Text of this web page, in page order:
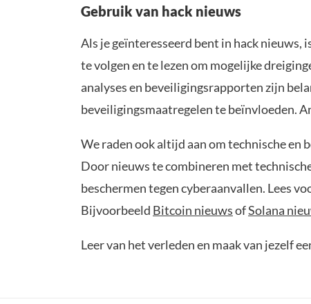
Gebruik van hack nieuws
Als je geïnteresseerd bent in hack
te volgen en te lezen om mogelijke
analyses en beveiligingsrapporten zijn
beveiligingsmaatregelen te beïnvloeden.
We raden ook altijd aan om technische en
Door nieuws te combineren met
beschermen tegen cyberaanvallen. Lees
Bijvoorbeeld Bitcoin nieuwsofSolana
Leer van het verleden en maak van jezelf